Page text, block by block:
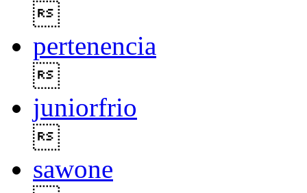
pertenencia
juniorfrio
sawone